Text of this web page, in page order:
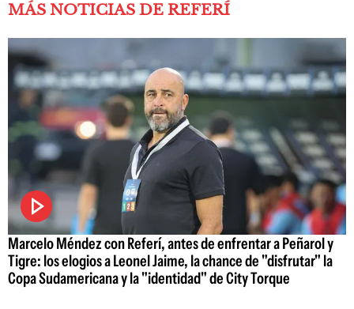
MÁS NOTICIAS DE REFERÍ
Marcelo Méndez con Referí, antes de enfrentar a Peñarol y
Tigre: los elogios a Leonel Jaime, la chance de "disfrutar" la
Copa Sudamericana y la "identidad" de City Torque